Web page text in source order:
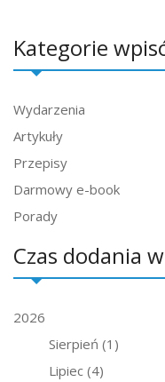
Kategorie
Wydarzenia
Artykuły
Przepisy
Darmowy e-book
Porady
Czas dodania
2026
Sierpień (1)
Lipiec (4)